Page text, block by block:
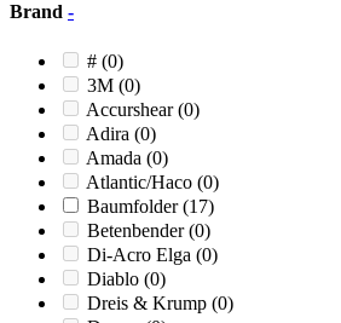
1400 Mighty
1400 Mighty Bandit
1415(0)
1419 (0)
1424(0)
1424M(0)
1424M1(0)
1436(0)
1490(0)
1490XP(0)
15(0)
Brand -
# (0)
3M (0)
Accurshear(0)
Adira (0)
Amada (0)
Atlantic/Haco (0)
Baumfolder(17)
Betenbender(0)
Di-Acro Elga (0)
Diablo (0)
Dreis & Krump (0)